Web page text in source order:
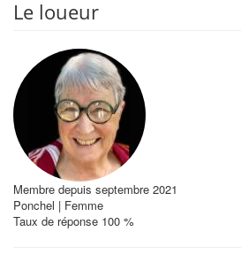
Le loueur
Membre depuis septembre 2021
Ponchel | Femme
Taux de réponse 100 %